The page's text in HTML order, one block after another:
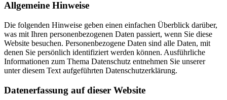
Allgemeine Hinweise
Die folgenden Hinweise geben einen einfachen Überblick darüber,
was mit Ihren personenbezogenen Daten passiert, wenn Sie diese
Website besuchen. Personenbezogene Daten sind alle Daten, mit
denen Sie persönlich identifiziert werden können. Ausführliche
Informationen zum Thema Datenschutz entnehmen Sie unserer
unter diesem Text aufgeführten Datenschutzerklärung.
Datenerfassung auf dieser Website